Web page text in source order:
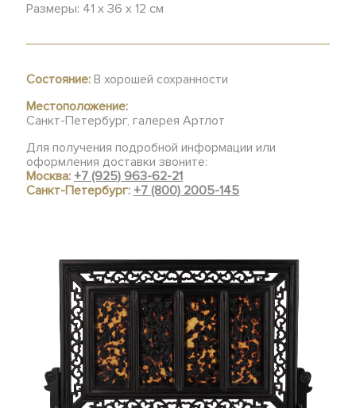
Размеры: 41 х 36 х 12 см
Состояние: В хорошей сохранности
Местоположение:
Санкт-Петербург, галерея Артлот
Для получения подробной информации или
оформления доставки звоните:
Москва:+7 (925) 963-62-21
Санкт-Петербург:+7 (800) 2005-145